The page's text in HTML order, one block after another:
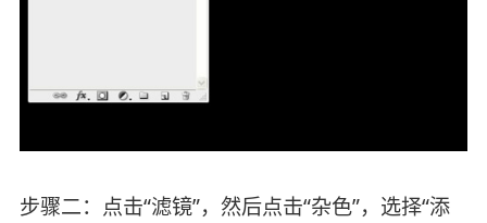
步骤二：点击“滤镜”，然后点击“杂色”，选择“添